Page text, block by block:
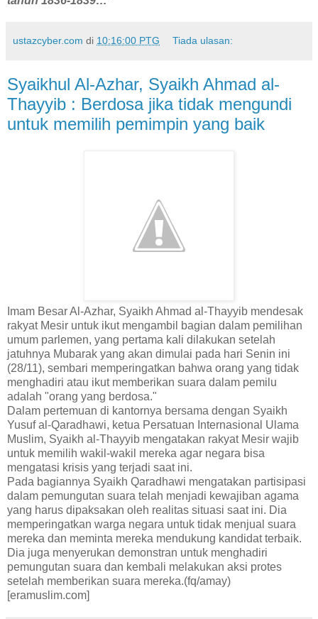
ustazcyber.com di 10:16:00 PTG Tiada ulasan:
Syaikhul Al-Azhar, Syaikh Ahmad al-
Thayyib : Berdosa jika tidak mengundi
untuk memilih pemimpin yang baik
Imam Besar Al-Azhar, Syaikh Ahmad al-Thayyib mendesak
rakyat Mesir untuk ikut mengambil bagian dalam pemilihan
umum parlemen, yang pertama kali dilakukan setelah
jatuhnya Mubarak yang akan dimulai pada hari Senin ini
(28/11), sembari memperingatkan bahwa orang yang tidak
menghadiri atau ikut memberikan suara dalam pemilu
adalah "orang yang berdosa."
Dalam pertemuan di kantornya bersama dengan Syaikh
Yusuf al-Qaradhawi, ketua Persatuan Internasional Ulama
Muslim, Syaikh al-Thayyib mengatakan rakyat Mesir wajib
untuk memilih wakil-wakil mereka agar negara bisa
mengatasi krisis yang terjadi saat ini.
Pada bagiannya Syaikh Qaradhawi mengatakan partisipasi
dalam pemungutan suara telah menjadi kewajiban agama
yang harus dipaksakan oleh realitas situasi saat ini. Dia
memperingatkan warga negara untuk tidak menjual suara
mereka dan meminta mereka mendukung kandidat terbaik.
Dia juga menyerukan demonstran untuk menghadiri
pemungutan suara dan kembali melakukan aksi protes
setelah memberikan suara mereka.(fq/amay)
[eramuslim.com]